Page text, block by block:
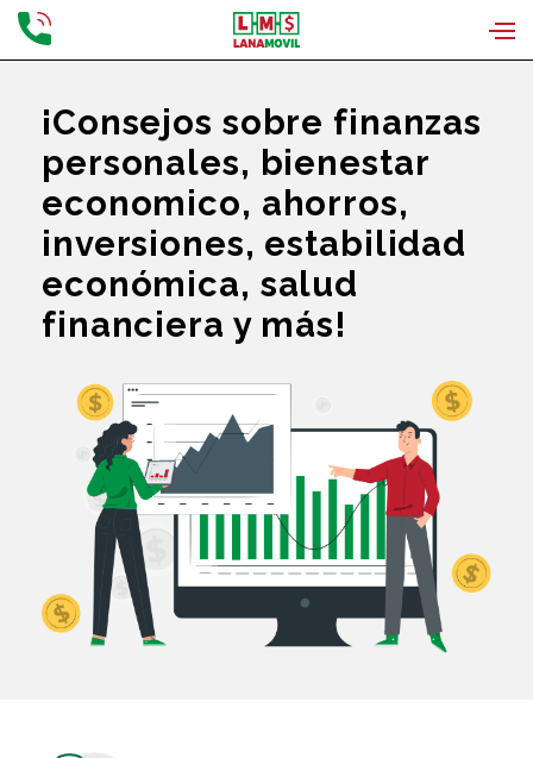
¡Consejos sobre finanzas
personales, bienestar
economico, ahorros,
inversiones, estabilidad
económica, salud
financiera y más!